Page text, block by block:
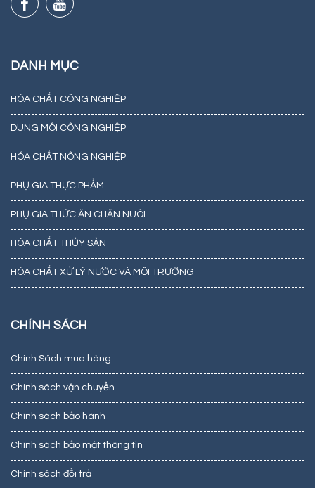
DANH MỤC
HÓA CHẤT CÔNG NGHIỆP
DUNG MÔI CÔNG NGHIỆP
HÓA CHẤT NÔNG NGHIỆP
PHỤ GIA THỰC PHẨM
PHỤ GIA THỨC ĂN CHĂN NUÔI
HÓA CHẤT THỦY SẢN
HÓA CHẤT XỬ LÝ NƯỚC VÀ MÔI TRƯỜNG
CHÍNH SÁCH
Chính Sách mua hàng
Chính sách vận chuyển
Chính sách bảo hành
Chính sách bảo mật thông tin
Chính sách đổi trả